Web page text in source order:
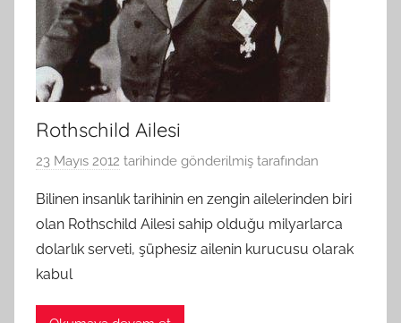
Rothschild Ailesi
23 Mayıs 2012 tarihinde gönderilmiş tarafından
Bilinen insanlık tarihinin en zengin ailelerinden biri
olan Rothschild Ailesi sahip olduğu milyarlarca
dolarlık serveti, şüphesiz ailenin kurucusu olarak
kabul